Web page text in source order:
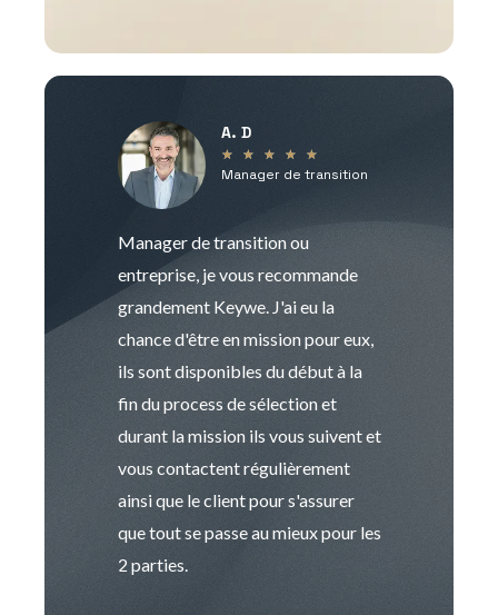
A. D
★ ★ ★ ★ ★
Manager de transition
Manager de transition ou
entreprise, je vous recommande
grandement Keywe. J'ai eu la
chance d'être en mission pour eux,
ils sont disponibles du début à la
fin du process de sélection et
durant la mission ils vous suivent et
vous contactent régulièrement
ainsi que le client pour s'assurer
que tout se passe au mieux pour les
2 parties.